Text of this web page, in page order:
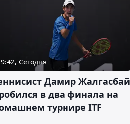
Сегодня
Дамир Жалгасбай
в два финала на
турнире ITF